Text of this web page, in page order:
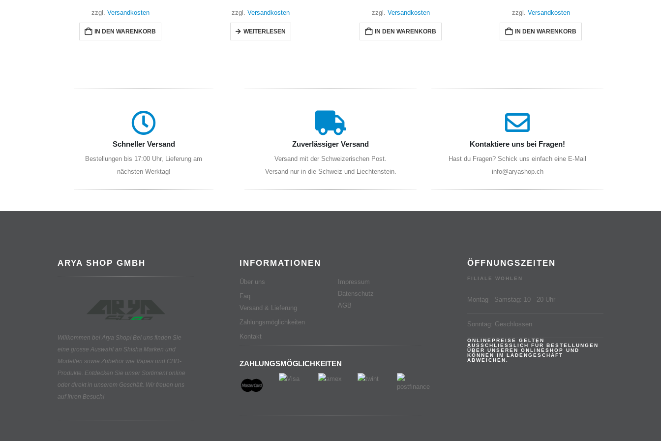
zzgl. Versandkosten
WEITERLESEN
zzgl. Versandkosten
IN DEN WARENKORB
zzgl. Versandkosten
IN DEN WARENKORB
zzgl. Versandkosten
WEITERLESEN
Schneller Versand
Bestellungen bis 17:00 Uhr, Lieferung am
nächsten Werktag!
Zuverlässiger Versand
Versand mit der Schweizerischen Post.
Versand nur in die Schweiz und Liechtenstein.
Kontaktiere uns bei Fragen!
Hast du Fragen? Schick uns einfach eine E-Mail
info@aryashop.ch
ARYA SHOP GMBH
Willkommen bei Arya Shop! Bei uns finden Sie
eine grosse Auswahl an Shisha Marken und
Modellen sowie Zubehör wie Vapes und CBD-
Produkte. Entdecken Sie unser Sortiment online
oder direkt in unserem Geschäft. Wir freuen uns
auf Ihren Besuch!
INFORMATIONEN
Über uns
Faq
Versand & Lieferung
Zahlungsmöglichkeiten
Kontakt
Impressum
Datenschutz
AGB
ZAHLUNGSMÖGLICHKEITEN
ÖFFNUNGSZEITEN
FILIALE WOHLEN
Montag - Samstag: 10 - 20 Uhr
Sonntag: Geschlossen
ONLINEPREISE GELTEN
AUSSCHLIESSLICH FÜR BESTELLUNGEN
ÜBER UNSEREN ONLINESHOP UND
KÖNNEN IM LADENGESCHÄFT
ABWEICHEN.